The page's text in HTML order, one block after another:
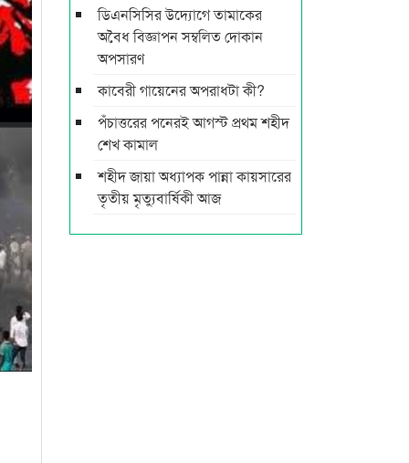
ডিএনসিসির উদ্যোগে তামাকের
অবৈধ বিজ্ঞাপন সম্বলিত দোকান
অপসারণ
কাবেরী গায়েনের অপরাধটা কী?
পঁচাত্তরের পনেরই আগস্ট প্রথম শহীদ
শেখ কামাল
শহীদ জায়া অধ্যাপক পান্না কায়সারের
তৃতীয় মৃত্যুবার্ষিকী আজ